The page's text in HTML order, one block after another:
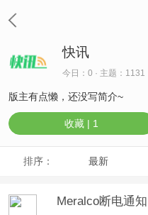
快讯
今日：0 · 主题：1131
版主有点懒，还没写简介~
收藏 | 1
排序： 最新
Meralco断电通知